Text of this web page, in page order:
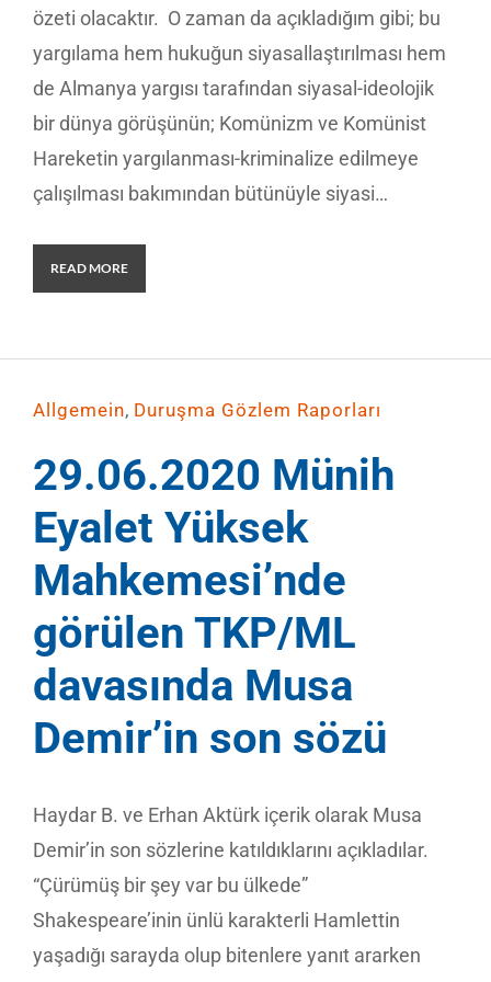
özeti olacaktır. O zaman da açıkladığım gibi; bu
yargılama hem hukuğun siyasallaştırılması hem
de Almanya yargısı tarafından siyasal-ideolojik
bir dünya görüşünün; Komünizm ve Komünist
Hareketin yargılanması-kriminalize edilmeye
çalışılması bakımından bütünüyle siyasi…
READ MORE
Allgemein, Duruşma Gözlem Raporları
29.06.2020 Münih
Eyalet Yüksek
Mahkemesi’nde
görülen TKP/ML
davasında Musa
Demir’in son sözü
Haydar B. ve Erhan Aktürk içerik olarak Musa
Demir’in son sözlerine katıldıklarını açıkladılar.
“Çürümüş bir şey var bu ülkede”
Shakespeare’inin ünlü karakterli Hamlettin
yaşadığı sarayda olup bitenlere yanıt ararken